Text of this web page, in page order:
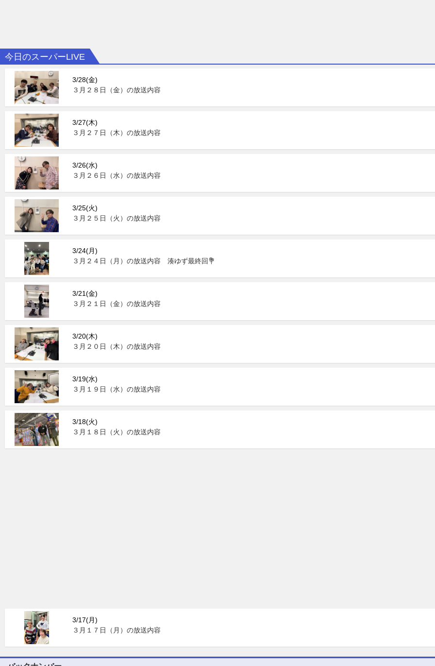
今日のスーパーLIVE
3/28(金)
３月２８日（金）の放送内容
3/27(木)
３月２７日（木）の放送内容
3/26(水)
３月２６日（水）の放送内容
3/25(火)
３月２５日（火）の放送内容
3/24(月)
３月２４日（月）の放送内容 湊ゆず最終回💐
3/21(金)
３月２１日（金）の放送内容
3/20(木)
３月２０日（木）の放送内容
3/19(水)
３月１９日（水）の放送内容
3/18(火)
３月１８日（火）の放送内容
3/17(月)
３月１７日（月）の放送内容